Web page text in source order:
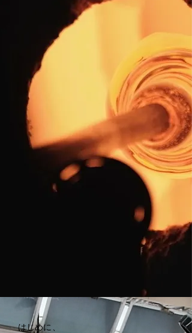
​はじめに、